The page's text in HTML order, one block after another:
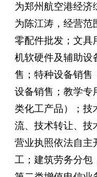
为郑州航空港经济
为陈江涛，经营范
零配件批发；文具
机软硬件及辅助设
售；特种设备销售
设备销售；教学专
类化工产品）；技
流、技术转让、技
营业执照依法自主
工；建筑劳务分包